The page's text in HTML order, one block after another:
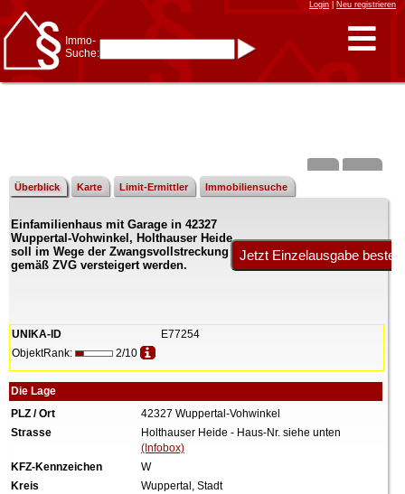
Login| Neu registrieren
Immo-
Suche:
z.B.:15 Frankfurtfür
Frankfurt/Oder
und6 Frankfurtfür Frankfurt
Immobiliensuche
nach Kreis
nach Amtsgericht
Überblick Karte Limit-Ermittler Immobiliensuche
Einfamilienhaus mit Garage in 42327
Wuppertal-Vohwinkel, Holthauser Heide
soll im Wege der Zwangsvollstreckung
gemäß ZVG versteigert werden.
UNIKA-ID
E77254
ObjektRank:
2/10
Die Lage
PLZ / Ort
42327 Wuppertal-Vohwinkel
Strasse
Holthauser Heide - Haus-Nr. siehe unten
(Infobox)
KFZ-Kennzeichen
W
Kreis
Wuppertal, Stadt